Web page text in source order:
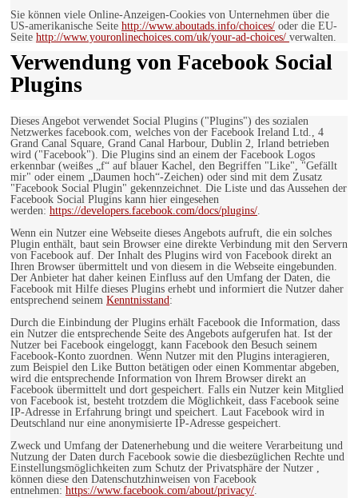
Sie können viele Online-Anzeigen-Cookies von Unternehmen über die
US-amerikanische Seite http://www.aboutads.info/choices/ oder die EU-
Seite http://www.youronlinechoices.com/uk/your-ad-choices/ verwalten.
Verwendung von Facebook Social
Plugins
Dieses Angebot verwendet Social Plugins ("Plugins") des sozialen
Netzwerkes facebook.com, welches von der Facebook Ireland Ltd., 4
Grand Canal Square, Grand Canal Harbour, Dublin 2, Irland betrieben
wird ("Facebook"). Die Plugins sind an einem der Facebook Logos
erkennbar (weißes „f“ auf blauer Kachel, den Begriffen "Like", "Gefällt
mir" oder einem „Daumen hoch“-Zeichen) oder sind mit dem Zusatz
"Facebook Social Plugin" gekennzeichnet. Die Liste und das Aussehen der
Facebook Social Plugins kann hier eingesehen
werden: https://developers.facebook.com/docs/plugins/.
Wenn ein Nutzer eine Webseite dieses Angebots aufruft, die ein solches
Plugin enthält, baut sein Browser eine direkte Verbindung mit den Servern
von Facebook auf. Der Inhalt des Plugins wird von Facebook direkt an
Ihren Browser übermittelt und von diesem in die Webseite eingebunden.
Der Anbieter hat daher keinen Einfluss auf den Umfang der Daten, die
Facebook mit Hilfe dieses Plugins erhebt und informiert die Nutzer daher
entsprechend seinem Kenntnisstand:
Durch die Einbindung der Plugins erhält Facebook die Information, dass
ein Nutzer die entsprechende Seite des Angebots aufgerufen hat. Ist der
Nutzer bei Facebook eingeloggt, kann Facebook den Besuch seinem
Facebook-Konto zuordnen. Wenn Nutzer mit den Plugins interagieren,
zum Beispiel den Like Button betätigen oder einen Kommentar abgeben,
wird die entsprechende Information von Ihrem Browser direkt an
Facebook übermittelt und dort gespeichert. Falls ein Nutzer kein Mitglied
von Facebook ist, besteht trotzdem die Möglichkeit, dass Facebook seine
IP-Adresse in Erfahrung bringt und speichert. Laut Facebook wird in
Deutschland nur eine anonymisierte IP-Adresse gespeichert.
Zweck und Umfang der Datenerhebung und die weitere Verarbeitung und
Nutzung der Daten durch Facebook sowie die diesbezüglichen Rechte und
Einstellungsmöglichkeiten zum Schutz der Privatsphäre der Nutzer ,
können diese den Datenschutzhinweisen von Facebook
entnehmen: https://www.facebook.com/about/privacy/.